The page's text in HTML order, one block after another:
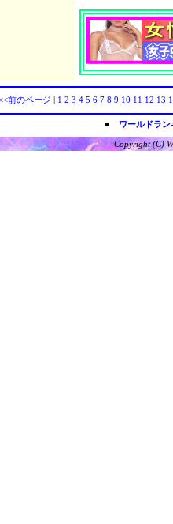
前のページ | 1 2 3 4 5 6 7 8 9 10 11 12 13
■ ワールドラ
Copyright (C)